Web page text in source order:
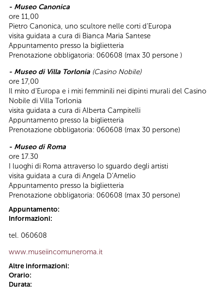
- Museo Canonica
ore 11,00
Pietro Canonica, uno scultore nelle corti d’Europa
visita guidata a cura di Bianca Maria Santese
Appuntamento presso la biglietteria
Prenotazione obbligatoria: 060608 (max 30 persone )
- Museo di Villa Torlonia (Casino Nobile)
ore 17,00
Il mito d’Europa e i miti femminili nei dipinti murali del Casino
Nobile di Villa Torlonia
visita guidata a cura di Alberta Campitelli
Appuntamento presso la biglietteria
Prenotazione obbligatoria: 060608 (max 30 persone)
- Museo di Roma
ore 17.30
I luoghi di Roma attraverso lo sguardo degli artisti
visita guidata a cura di Angela D’Amelio
Appuntamento presso la biglietteria
Prenotazione obbligatoria: 060608 (max 30 persone)
Appuntamento:
Informazioni:
tel. 060608
www.museiincomuneroma.it
Altre informazioni:
Orario:
Durata: